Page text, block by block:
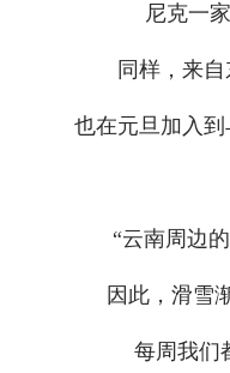
尼克一
同样，来
也在元旦加入
“云南周边
因此，滑雪
每周我们